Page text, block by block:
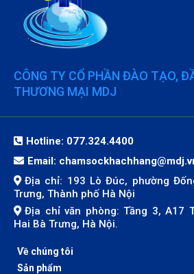
CÔNG TY CỔ PHẦN ĐÀO TẠO,
THƯƠNG MẠI MDJ
Hotline: 077.324.4400
Email:
Địa chỉ: 193 Lò Đúc, phường
Trưng, Thành phố Hà Nội
Địa chỉ văn phòng: Tầng 3, A17
Hai Bà Trưng, Hà Nội.
Về chúng tôi
Sản phẩm